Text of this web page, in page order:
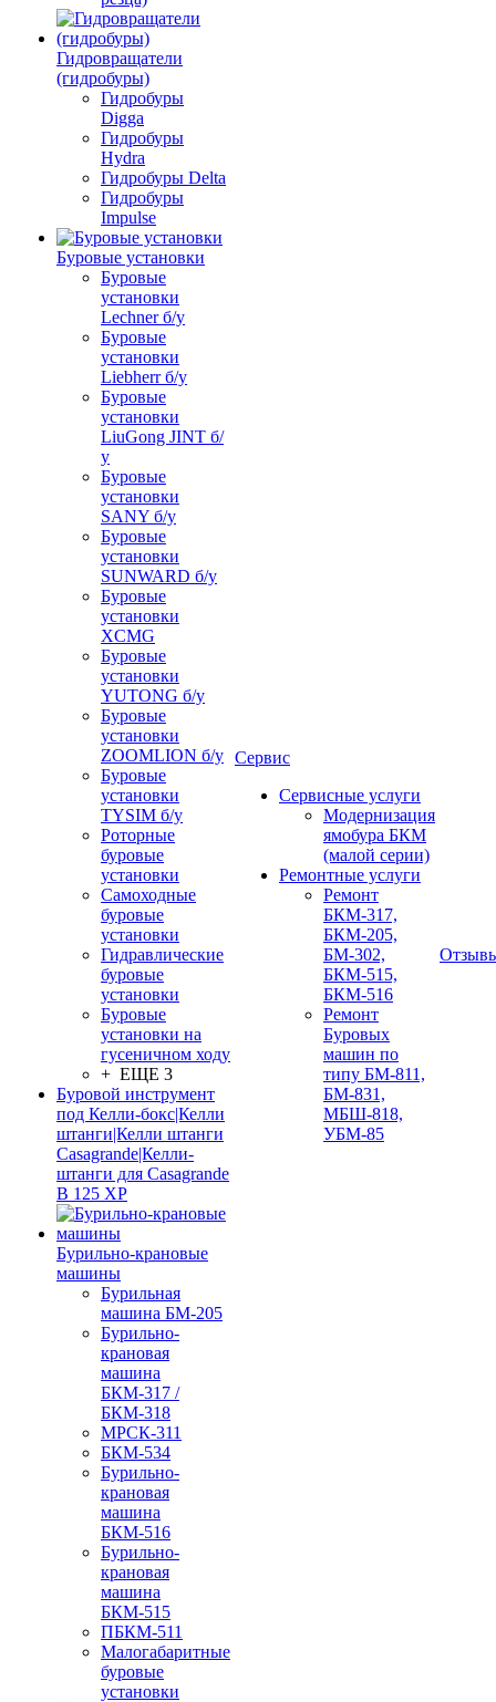
Гидровращатели
(гидробуры)
Гидробуры
Digga
Гидробуры
Hydra
Гидробуры Delta
Гидробуры
Impulse
Буровые установки
Буровые
установки
Lechner б/у
Буровые
установки
Liebherr б/у
Буровые
установки
LiuGong JINT б/
у
Буровые
установки
SANY б/у
Буровые
установки
SUNWARD б/у
Буровые
установки
XCMG
Буровые
установки
YUTONG б/у
Буровые
установки
ZOOMLION б/у
Буровые
установки
TYSIM б/у
Роторные
буровые
установки
Самоходные
буровые
установки
Гидравлические
буровые
установки
Буровые
установки на
гусеничном ходу
+ ЕЩЕ 3
Буровой инструмент
под Келли-бокс|Келли
штанги|Келли штанги
Casagrande|Келли-
штанги для Casagrande
B 125 XP
Бурильно-крановые
машины
Бурильная
машина БМ-205
Бурильно-
крановая
машина
БКМ-317 /
БКМ-318
МРСК-311
БКМ-534
Бурильно-
крановая
машина
БКМ-516
Бурильно-
крановая
машина
БКМ-515
ПБКМ-511
Малогабаритные
буровые
установки
Сервис
Сервисные услуги
Модернизация
ямобура БКМ
(малой серии)
Ремонтные услуги
Ремонт
БКМ-317,
БКМ-205,
БМ-302,
БКМ-515,
БКМ-516
Ремонт
Буровых
машин по
типу БМ-811,
БМ-831,
МБШ-818,
УБМ-85